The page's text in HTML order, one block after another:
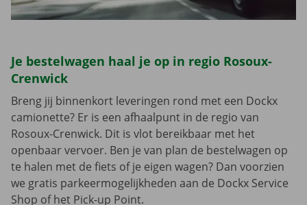
Je bestelwagen haal je op in regio Rosoux-
Crenwick
Breng jij binnenkort leveringen rond met een Dockx
camionette? Er is een afhaalpunt in de regio van
Rosoux-Crenwick. Dit is vlot bereikbaar met het
openbaar vervoer. Ben je van plan de bestelwagen op
te halen met de fiets of je eigen wagen? Dan voorzien
we gratis parkeermogelijkheden aan de Dockx Service
Shop of het Pick-up Point.